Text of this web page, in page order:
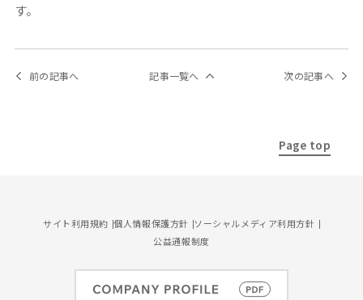
す。
前の記事へ 記事一覧へ 次の記事へ
Page top
サイト利用規約 個人情報保護方針 ソーシャルメディア利用方針
公益通報制度